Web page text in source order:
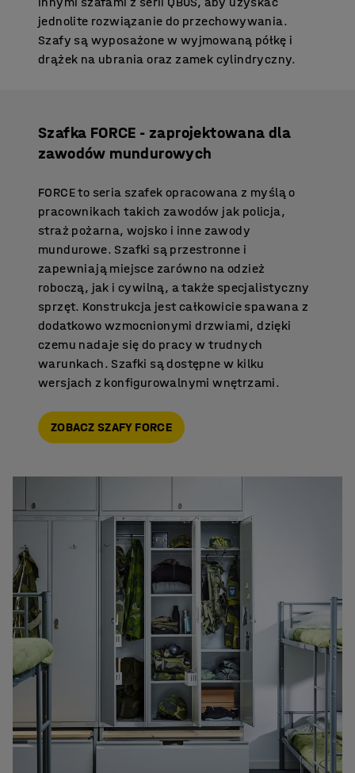
jednolite rozwiązanie do przechowywania.
Szafy są wyposażone w wyjmowaną półkę i
drążek na ubrania oraz zamek cylindryczny.
Szafka FORCE - zaprojektowana dla
zawodów mundurowych
FORCE to seria szafek opracowana z myślą o
pracownikach takich zawodów jak policja,
straż pożarna, wojsko i inne zawody
mundurowe. Szafki są przestronne i
zapewniają miejsce zarówno na odzież
roboczą, jak i cywilną, a także specjalistyczny
sprzęt. Konstrukcja jest całkowicie spawana z
dodatkowo wzmocnionymi drzwiami, dzięki
czemu nadaje się do pracy w trudnych
warunkach. Szafki są dostępne w kilku
wersjach z konfigurowalnymi wnętrzami.
ZOBACZ SZAFY FORCE